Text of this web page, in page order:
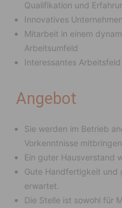
Qualifikation und
Innovatives
Mitarbeit in einem
Arbeitsumfeld
Interessantes
Angebot
Sie werden im Betrieb
Vorkenntnisse mitbringen.
Ein guter Hausverstand
Gute Handfertigkeit und
erwartet.
Die Stelle ist sowohl für